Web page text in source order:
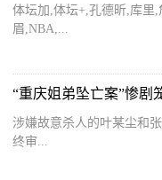
体坛加,体坛+,孔德昕,库里
眉,NBA,...
“重庆姐弟坠亡案”惨剧
涉嫌故意杀人的叶某尘和
终审...